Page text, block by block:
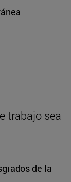
trabajo sea
de la